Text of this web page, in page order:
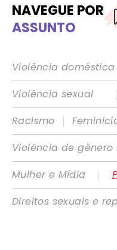
NAVEGUE POR
ASSUNTO
Violência
Violência sexual
|
Racismo
|
Violência de
Mulher e Mídia
|
Direitos sexuais e